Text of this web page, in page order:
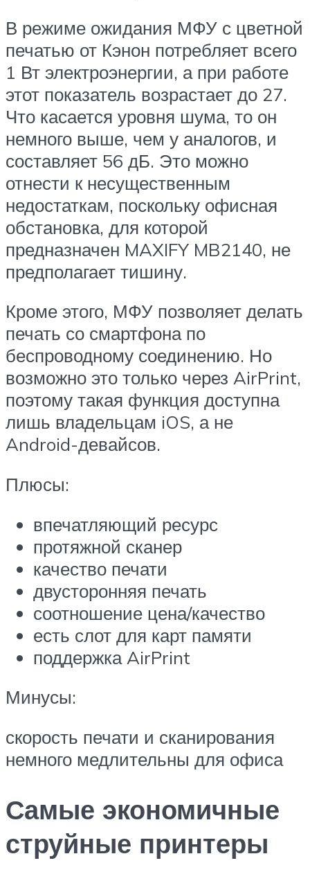
В режиме ожидания МФУ с цветной
печатью от Кэнон потребляет всего
1 Вт электроэнергии, а при работе
этот показатель возрастает до 27.
Что касается уровня шума, то он
немного выше, чем у аналогов, и
составляет 56 дБ. Это можно
отнести к несущественным
недостаткам, поскольку офисная
обстановка, для которой
предназначен MAXIFY MB2140, не
предполагает тишину.
Кроме этого, МФУ позволяет делать
печать со смартфона по
беспроводному соединению. Но
возможно это только через AirPrint,
поэтому такая функция доступна
лишь владельцам iOS, а не
Android-девайсов.
Плюсы:
впечатляющий ресурс
протяжной сканер
качество печати
двусторонняя печать
соотношение цена/качество
есть слот для карт памяти
поддержка AirPrint
Минусы:
скорость печати и сканирования
немного медлительны для офиса
Самые экономичные
струйные принтеры